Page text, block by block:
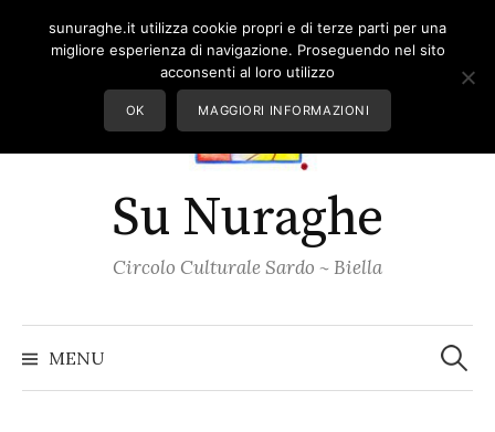
Su Nuraghe
Circolo Culturale Sardo ~ Biella
MENU per:
sunuraghe.it utilizza cookie propri e di terze parti per una
migliore esperienza di navigazione. Proseguendo nel sito
acconsenti al loro utilizzo
OK MAGGIORI INFORMAZIONI